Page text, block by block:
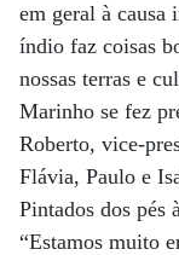
em geral à causa
índio faz coisas
nossas terras e
Marinho se fez
Roberto, vice-
Flávia, Paulo e
Pintados dos pés
“Estamos muito